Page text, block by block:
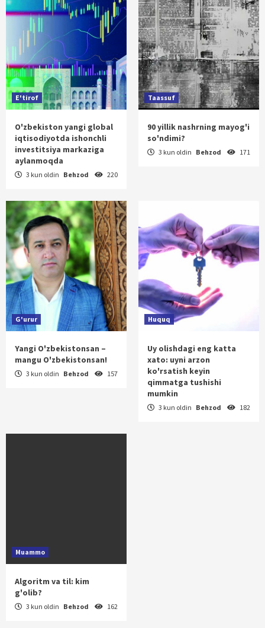
E'tirof
O'zbekiston yangi global
iqtisodiyotda ishonchli
investitsiya markaziga
aylanmoqda
3 kun oldin Behzod 220
Taassuf
90 yillik nashrning mayog'i
so'ndimi?
3 kun oldin Behzod 171
G'urur
Yangi O'zbekistonsan –
mangu O'zbekistonsan!
3 kun oldin Behzod 157
Huquq
Uy olishdagi eng katta
xato: uyni arzon
ko'rsatish keyin
qimmatga tushishi
mumkin
3 kun oldin Behzod 182
Muammo
Algoritm va til: kim
g'olib?
3 kun oldin Behzod 162